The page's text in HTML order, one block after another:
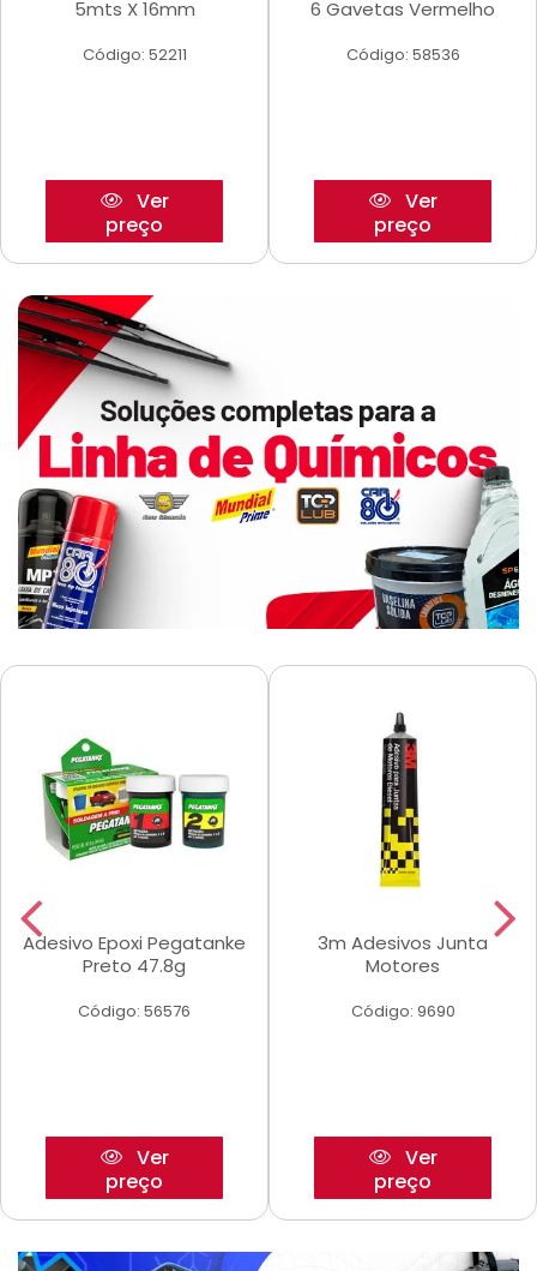
5mts X 16mm
Código: 52211
Ver
preço
6 Gavetas Vermelho
Código: 58536
Ver
preço
Adesivo Epoxi Pegatanke
Preto 47.8g
Código: 56576
Ver
preço
3m Adesivos Junta
Motores
Código: 9690
Ver
preço